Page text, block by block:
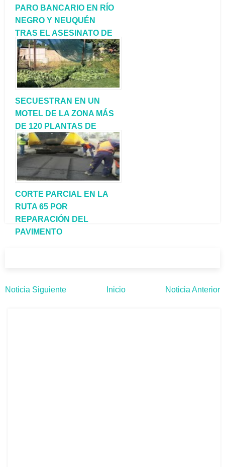
PARO BANCARIO EN RÍO
NEGRO Y NEUQUÉN
TRAS EL ASESINATO DE
UN CAJERO DE BUENOS
AIRES
SECUESTRAN EN UN
MOTEL DE LA ZONA MÁS
DE 120 PLANTAS DE
MARIHUANA
CORTE PARCIAL EN LA
RUTA 65 POR
REPARACIÓN DEL
PAVIMENTO
Noticia Siguiente Inicio Noticia Anterior